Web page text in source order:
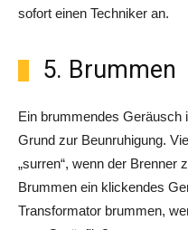
sofort einen Techniker an.
5. Brummen
Ein brummendes Geräusch
Grund zur Beunruhigung.
„surren“, wenn der Brenner
Brummen ein klickendes
Transformator brummen,